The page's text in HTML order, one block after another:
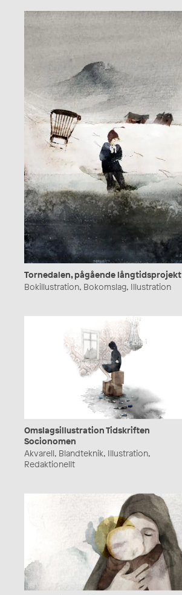
Tornedalen, pågående långtidsprojekt
Bokillustration, Bokomslag, Illustration
Omslagsillustration Tidskriften
Socionomen
Akvarell, Blandteknik, Illustration,
Redaktionellt